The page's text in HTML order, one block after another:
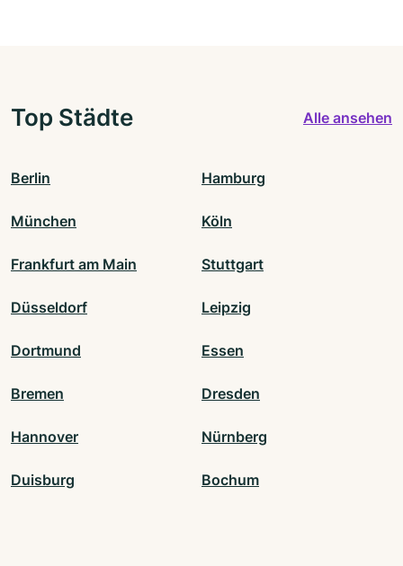
Top Städte Alle ansehen
Berlin Hamburg
München Köln
Frankfurt am Main Stuttgart
Düsseldorf Leipzig
Dortmund Essen
Bremen Dresden
Hannover Nürnberg
Duisburg Bochum